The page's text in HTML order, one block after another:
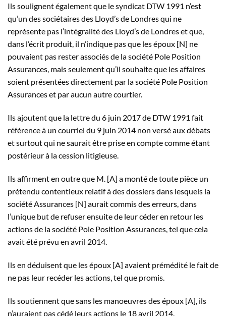
Ils soulignent également que le syndicat DTW 1991 n’est
qu’un des sociétaires des Lloyd’s de Londres qui ne
représente pas l’intégralité des Lloyd’s de Londres et que,
dans l’écrit produit, il n’indique pas que les époux [N] ne
pouvaient pas rester associés de la société Pole Position
Assurances, mais seulement qu’il souhaite que les affaires
soient présentées directement par la société Pole Position
Assurances et par aucun autre courtier.
Ils ajoutent que la lettre du 6 juin 2017 de DTW 1991 fait
référence à un courriel du 9 juin 2014 non versé aux débats
et surtout qui ne saurait être prise en compte comme étant
postérieur à la cession litigieuse.
Ils affirment en outre que M. [A] a monté de toute pièce un
prétendu contentieux relatif à des dossiers dans lesquels la
société Assurances [N] aurait commis des erreurs, dans
l’unique but de refuser ensuite de leur céder en retour les
actions de la société Pole Position Assurances, tel que cela
avait été prévu en avril 2014.
Ils en déduisent que les époux [A] avaient prémédité le fait de
ne pas leur recéder les actions, tel que promis.
Ils soutiennent que sans les manoeuvres des époux [A], ils
n’auraient pas cédé leurs actions le 18 avril 2014.